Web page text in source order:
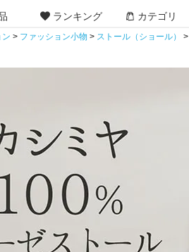
ランキング カテゴリ
ン ファッション小物 ストール（ショール）